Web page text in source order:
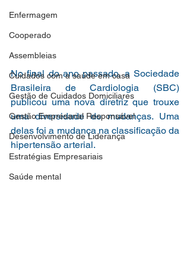
Enfermagem
Cooperado
Assembleias
Cuidados com a saúde em casa
Gestão de Cuidados Domiciliares
Gestão Empresarial Responsável
Desenvolvimento de Liderança
Estratégias Empresariais
Saúde mental
No final do ano passado, a Sociedade
Brasileira de Cardiologia (SBC)
publicou uma nova diretriz que trouxe
uma diversidade de mudanças. Uma
delas foi a mudança na classificação da
hipertensão arterial.